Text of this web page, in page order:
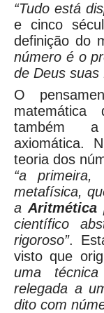
“Tudo está
e cinco
definição do
número é o
de Deus suas
O
também
axiomática.
teoria dos
“a
metafísica,
aAritmética
científico
rigoroso”.
visto que
uma técnica
relegada a
dito com